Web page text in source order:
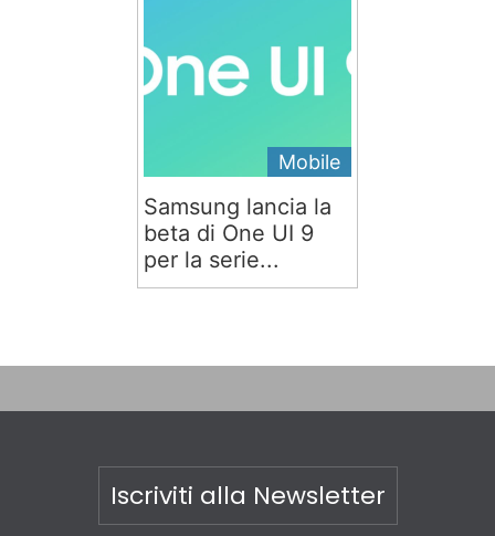
Mobile
Samsung lancia la
beta di One UI 9
per la serie...
Iscriviti alla Newsletter